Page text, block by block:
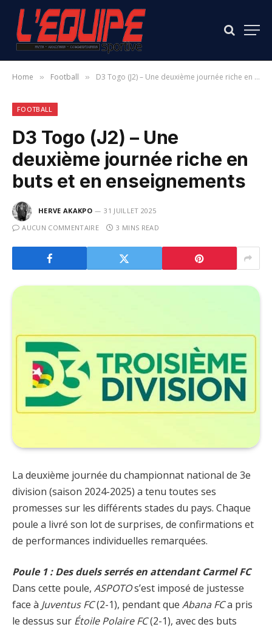
Home » Football » D3 Togo (J2) – Une deuxième journée riche en buts et en enseignements
FOOTBALL
D3 Togo (J2) – Une
deuxième journée riche en
buts et en enseignements
HERVE AKAKPO
31 JUILLET 2025
AUCUN COMMENTAIRE
3 MINS READ
La deuxième journée du championnat national de 3e
division (saison 2024-2025) a tenu toutes ses
promesses sur les différents stades du pays. Chaque
poule a livré son lot de surprises, de confirmations et
de performances individuelles remarquées.
Poule 1 : Des duels serrés en attendant Carmel FC
Dans cette poule, ASPOTOs’est imposé de justesse
face à Juventus FC(2-1), pendant que Abana FCa pris
le dessus sur Étoile Polaire FC(2-1), avec des buts